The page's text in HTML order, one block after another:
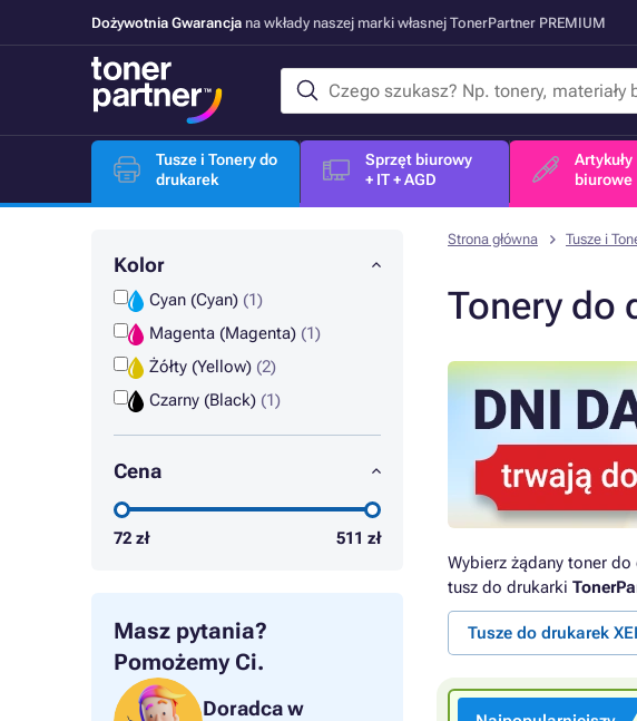
Dożywotnia Gwarancja na wkłady naszej marki własnej TonerPartner PREMIUM
Tusze i Tonery do
drukarek
Sprzęt biurowy
+ IT + AGD
Artykuły
biurowe
Kolor
Cyan (Cyan) (1)
Magenta (Magenta) (1)
Żółty (Yellow) (2)
Czarny (Black) (1)
Cena
72 zł 511 zł
Masz pytania?
Pomożemy Ci.
Doradca w
Strona główna Tusze i
Tonery do
Wybierz żądany toner do
tusz do drukarki
Tusze do drukarek